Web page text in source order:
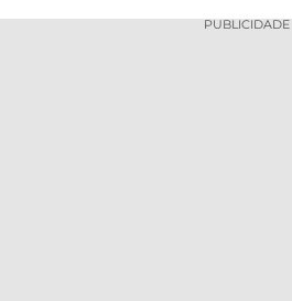
PUBLICIDADE